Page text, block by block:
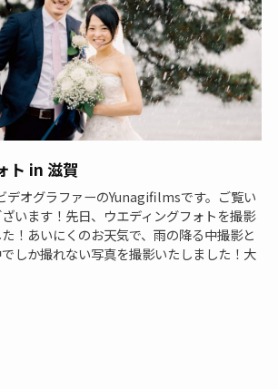
ト in 滋賀
デオグラファーのYunagifilmsです。ご覧い
います！先日、ウエディングフォトを撮影
！あいにくのお天気で、雨の降る中撮影と
しか撮れない写真を撮影いたしました！大